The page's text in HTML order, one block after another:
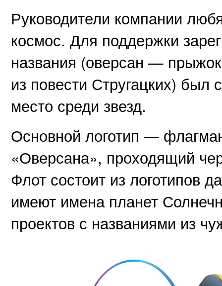
Руководители компании
космос. Для поддержки
названия (оверсан —
из повести Стругацких) был
место среди звезд.
Основной логотип —
«Оверсана», проходящий
Флот состоит из логотипов
имеют имена планет
проектов с названиями из